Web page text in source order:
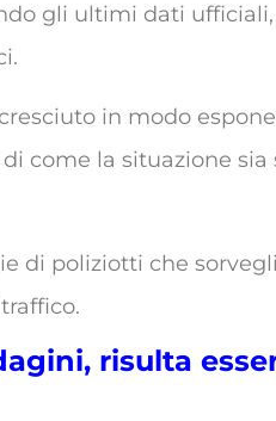
gli ultimi dati
in modo
come la situazione sia
di poliziotti che
risulta